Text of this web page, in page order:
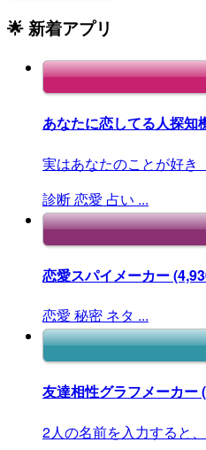
🌟 新着アプリ
あなたに恋してる人探知
実はあなたのことが好き
診断恋愛 占い ...
恋愛スパイメーカー
恋愛 秘密 ネタ ...
友達相性グラフメーカー
2人の名前を入力すると